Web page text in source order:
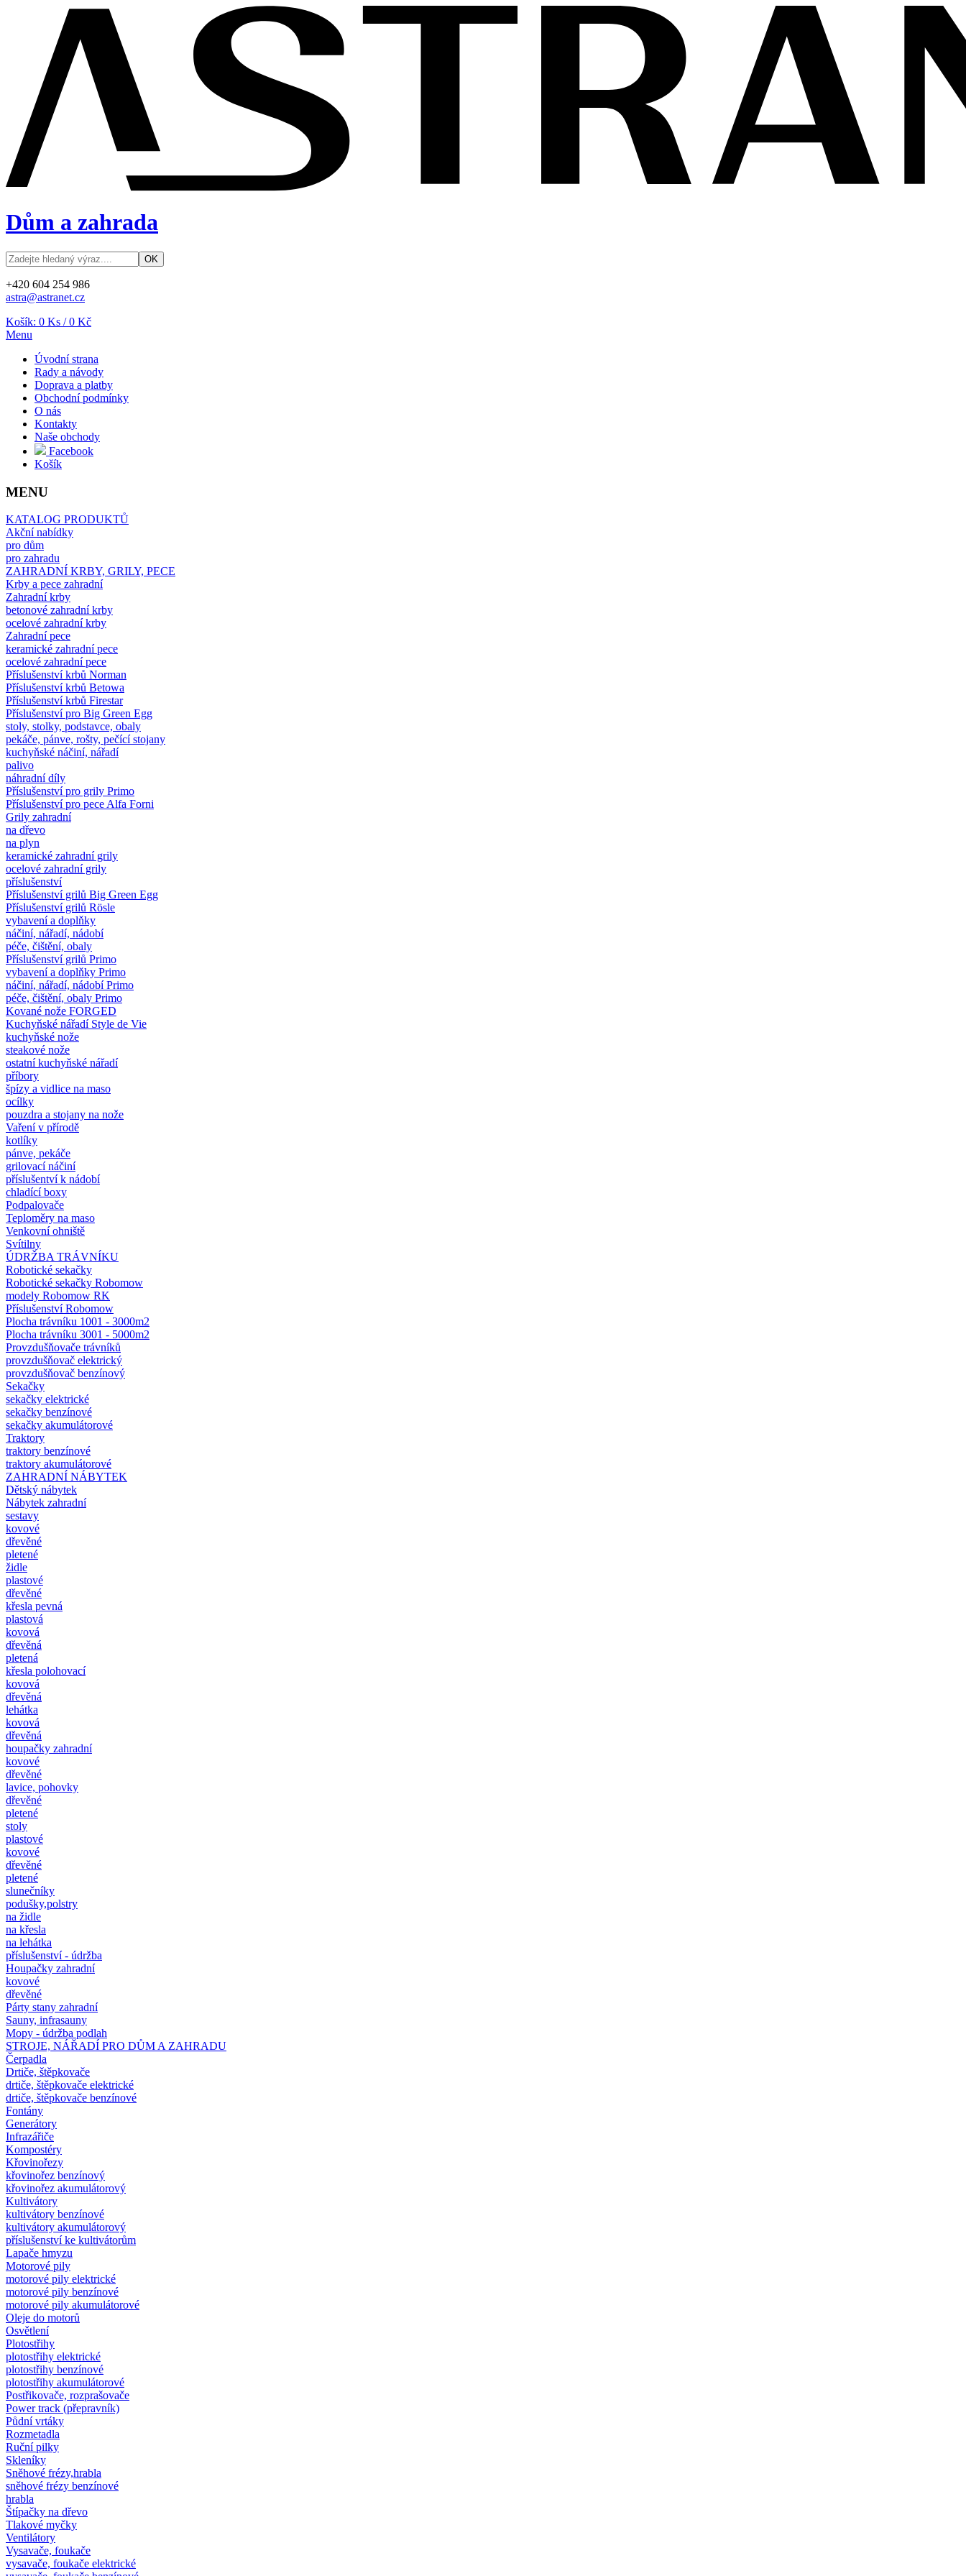
Dům a zahrada
+420 604 254 986
astra@astranet.cz
Košík: 0 Ks /0 Kč
Menu
Úvodní strana
Rady a návody
Doprava a platby
Obchodní podmínky
O nás
Kontakty
Naše obchody
Facebook
Košík
MENU
KATALOG PRODUKTŮ
Akční nabídky
pro dům
pro zahradu
ZAHRADNÍ KRBY, GRILY, PECE
Krby a pece zahradní
Zahradní krby
betonové zahradní krby
ocelové zahradní krby
Zahradní pece
keramické zahradní pece
ocelové zahradní pece
Příslušenství krbů Norman
Příslušenství krbů Betowa
Příslušenství krbů Firestar
Příslušenství pro Big Green Egg
stoly, stolky, podstavce, obaly
pekáče, pánve, rošty, pečící stojany
kuchyňské náčiní, nářadí
palivo
náhradní díly
Příslušenství pro grily Primo
Příslušenství pro pece Alfa Forni
Grily zahradní
na dřevo
na plyn
keramické zahradní grily
ocelové zahradní grily
příslušenství
Příslušenství grilů Big Green Egg
Příslušenství grilů Rösle
vybavení a doplňky
náčiní, nářadí, nádobí
péče, čištění, obaly
Příslušenství grilů Primo
vybavení a doplňky Primo
náčiní, nářadí, nádobí Primo
péče, čištění, obaly Primo
Kované nože FORGED
Kuchyňské nářadí Style de Vie
kuchyňské nože
steakové nože
ostatní kuchyňské nářadí
příbory
špízy a vidlice na maso
ocílky
pouzdra a stojany na nože
Vaření v přírodě
kotlíky
pánve, pekáče
grilovací náčiní
příslušentví k nádobí
chladící boxy
Podpalovače
Teploměry na maso
Venkovní ohniště
Svítilny
ÚDRŽBA TRÁVNÍKU
Robotické sekačky
Robotické sekačky Robomow
modely Robomow RK
Příslušenství Robomow
Plocha trávníku 1001 - 3000m2
Plocha trávníku 3001 - 5000m2
Provzdušňovače trávníků
provzdušňovač elektrický
provzdušňovač benzínový
Sekačky
sekačky elektrické
sekačky benzínové
sekačky akumulátorové
Traktory
traktory benzínové
traktory akumulátorové
ZAHRADNÍ NÁBYTEK
Dětský nábytek
Nábytek zahradní
sestavy
kovové
dřevěné
pletené
židle
plastové
dřevěné
křesla pevná
plastová
kovová
dřevěná
pletená
křesla polohovací
kovová
dřevěná
lehátka
kovová
dřevěná
houpačky zahradní
kovové
dřevěné
lavice, pohovky
dřevěné
pletené
stoly
plastové
kovové
dřevěné
pletené
slunečníky
podušky,polstry
na židle
na křesla
na lehátka
příslušenství - údržba
Houpačky zahradní
kovové
dřevěné
Párty stany zahradní
Sauny, infrasauny
Mopy - údržba podlah
STROJE, NÁŘADÍ PRO DŮM A ZAHRADU
Čerpadla
Drtiče, štěpkovače
drtiče, štěpkovače elektrické
drtiče, štěpkovače benzínové
Fontány
Generátory
Infrazářiče
Kompostéry
Křovinořezy
křovinořez benzínový
křovinořez akumulátorový
Kultivátory
kultivátory benzínové
kultivátory akumulátorový
příslušenství ke kultivátorům
Lapače hmyzu
Motorové pily
motorové pily elektrické
motorové pily benzínové
motorové pily akumulátorové
Oleje do motorů
Osvětlení
Plotostřihy
plotostřihy elektrické
plotostřihy benzínové
plotostřihy akumulátorové
Postřikovače, rozprašovače
Power track (přepravník)
Půdní vrtáky
Rozmetadla
Ruční pilky
Skleníky
Sněhové frézy,hrabla
sněhové frézy benzínové
hrabla
Štípačky na dřevo
Tlakové myčky
Ventilátory
Vysavače, foukače
vysavače, foukače elektrické